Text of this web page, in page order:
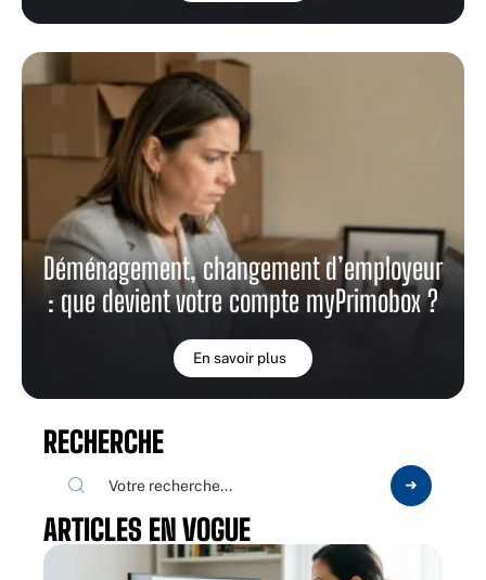
Déménagement, changement d’employeur
: que devient votre compte myPrimobox ?
En savoir plus
RECHERCHE
ARTICLES EN VOGUE